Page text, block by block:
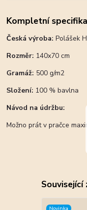
Kompletní
Česká výroba:Polášek
Rozměr: 140x70 cm
Gramáž: 500 g/m2
Složení: 100 % bavlna
Návod na údržbu:
Možno prát v pračce
Související
Novinka